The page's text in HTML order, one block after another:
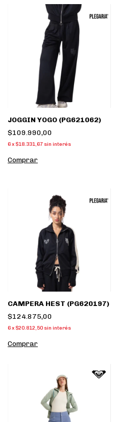
JOGGIN YOGO (PG621062)
$109.990,00
6x $18.331,67 sin interés
Comprar
CAMPERA HEST (PG620197)
$124.875,00
6x $20.812,50 sin interés
Comprar